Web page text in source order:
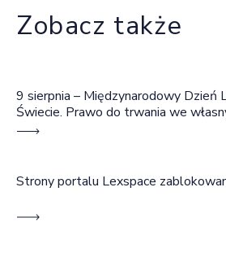
Zobacz także
9 sierpnia – Międzynarodowy Dzień
Świecie. Prawo do trwania we
wspólnocie
Strony portalu Lexspace